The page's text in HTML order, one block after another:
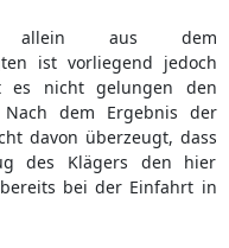
allein aus dem
ist vorliegend jedoch
es nicht gelungen den
dem Ergebnis der
davon überzeugt, dass
des Klägers den hier
bei der Einfahrt in